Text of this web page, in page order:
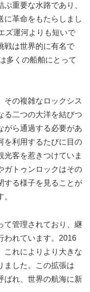
重要な水路であり、
に革命をもたらしまし
ズ運河よりも短いで
戦は世界的に有名で
多くの船舶にとって
その複雑なロックシス
る二つの大洋を結びつ
がら通過する必要があ
を利用するたびに目の
光客を惹きつけていま
ガトゥンロックはその
する様子を見ることが
て管理されており、継
われています。2016
これによりより大きな
ました。この拡張は
ばれ、世界の航海に新